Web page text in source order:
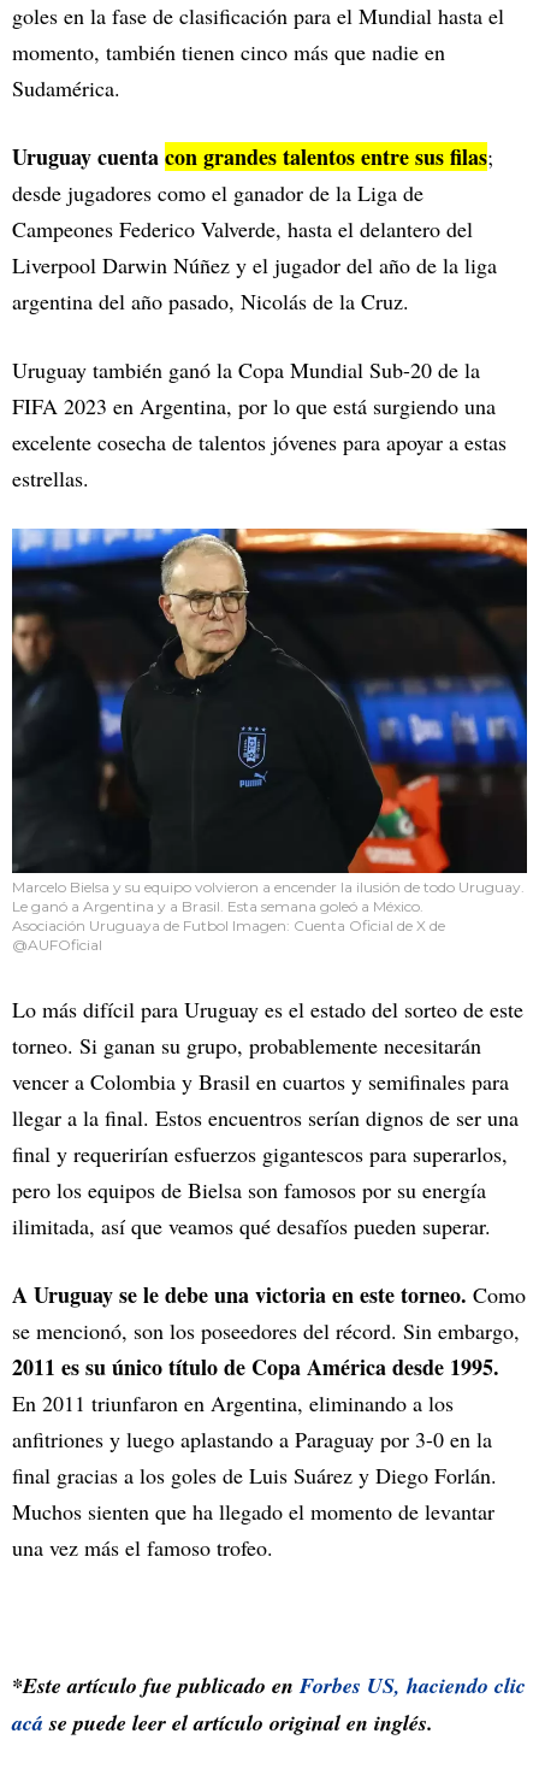
goles en la fase de clasificación para el Mundial hasta el
momento, también tienen cinco más que nadie en
Sudamérica.
Uruguay cuentacon grandes talentos entre sus filas;
desde jugadores como el ganador de la Liga de
Campeones Federico Valverde, hasta el delantero del
Liverpool Darwin Núñez y el jugador del año de la liga
argentina del año pasado, Nicolás de la Cruz.
Uruguay también ganó la Copa Mundial Sub-20 de la
FIFA 2023 en Argentina, por lo que está surgiendo una
excelente cosecha de talentos jóvenes para apoyar a estas
estrellas.
Marcelo Bielsa y su equipo volvieron a encender la ilusión de todo Uruguay.
Le ganó a Argentina y a Brasil. Esta semana goleó a México.
Asociación Uruguaya de Futbol Imagen: Cuenta Oficial de X de
@AUFOficial
Lo más difícil para Uruguay es el estado del sorteo de este
torneo. Si ganan su grupo, probablemente necesitarán
vencer a Colombia y Brasil en cuartos y semifinales para
llegar a la final. Estos encuentros serían dignos de ser una
final y requerirían esfuerzos gigantescos para superarlos,
pero los equipos de Bielsa son famosos por su energía
ilimitada, así que veamos qué desafíos pueden superar.
A Uruguay se le debe una victoria en este torneo. Como
se mencionó, son los poseedores del récord. Sin embargo,
2011 es su único título de Copa América desde 1995.
En 2011 triunfaron en Argentina, eliminando a los
anfitriones y luego aplastando a Paraguay por 3-0 en la
final gracias a los goles de Luis Suárez y Diego Forlán.
Muchos sienten que ha llegado el momento de levantar
una vez más el famoso trofeo.
*Este artículo fue publicado enForbes US, haciendo clic
acáse puede leer el artículo original en inglés.